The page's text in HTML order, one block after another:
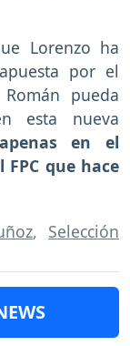
Lorenzo ha
por el
pueda
esta nueva
en el
que hace
, Selección